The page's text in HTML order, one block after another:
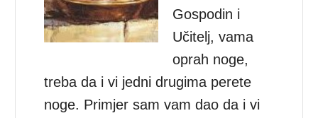
Gospodin i
Učitelj, vama
oprah noge,
treba da i vi jedni drugima perete
noge. Primjer sam vam dao da i vi